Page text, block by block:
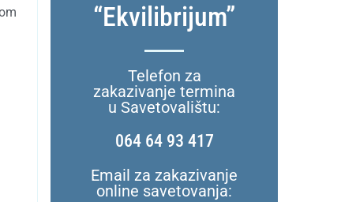
“Ekvilibrijum”
Telefon za
zakazivanje termina
u Savetovalištu:
064 64 93 417
Email za zakazivanje
online savetovanja: